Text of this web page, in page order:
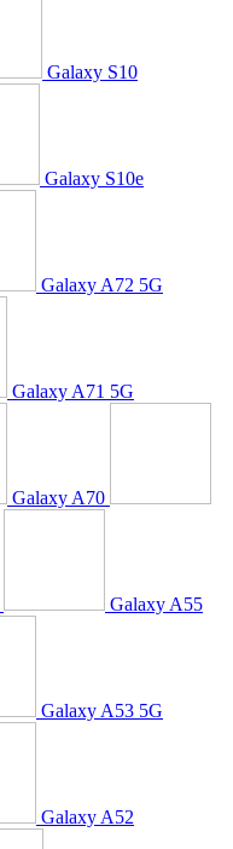
Galaxy S10
Galaxy S10e
Galaxy A72 5G
Galaxy A71 5G
Galaxy A70
Galaxy A55
Galaxy A53 5G
Galaxy A52